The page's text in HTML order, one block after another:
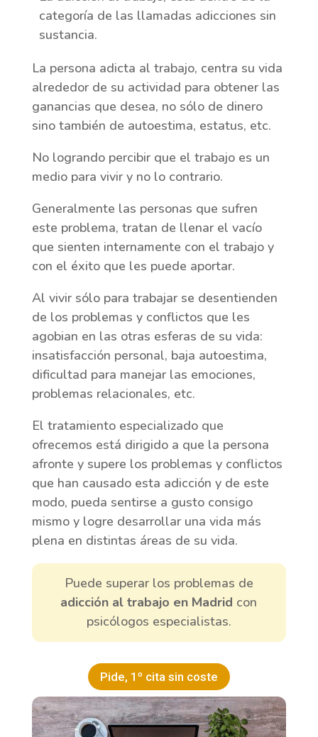
categoría de las llamadas adicciones sin
sustancia.
La persona adicta al trabajo, centra su vida
alrededor de su actividad para obtener las
ganancias que desea, no sólo de dinero
sino también de autoestima, estatus, etc.
No logrando percibir que el trabajo es un
medio para vivir y no lo contrario.
Generalmente las personas que sufren
este problema, tratan de llenar el vacío
que sienten internamente con el trabajo y
con el éxito que les puede aportar.
Al vivir sólo para trabajar se desentienden
de los problemas y conflictos que les
agobian en las otras esferas de su vida:
insatisfacción personal, baja autoestima,
dificultad para manejar las emociones,
problemas relacionales, etc.
El tratamiento especializado que
ofrecemos está dirigido a que la persona
afronte y supere los problemas y conflictos
que han causado esta adicción y de este
modo, pueda sentirse a gusto consigo
mismo y logre desarrollar una vida más
plena en distintas áreas de su vida.
Puede superar los problemas de
adicción al trabajo en Madrid con
psicólogos especialistas.
Pide, 1º cita sin coste